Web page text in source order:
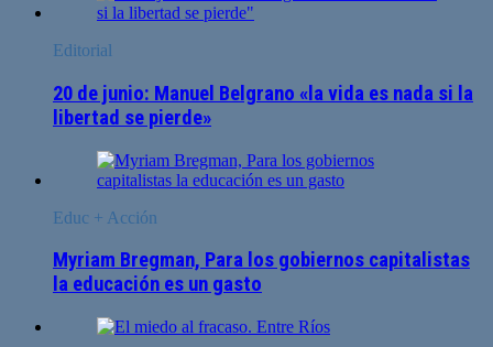
Editorial
20 de junio: Manuel Belgrano «la vida es nada si la
libertad se pierde»
Educ + Acción
Myriam Bregman, Para los gobiernos capitalistas
la educación es un gasto